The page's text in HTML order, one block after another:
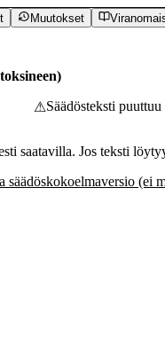
Muutokset
)
⚠Säädösteksti puuttuu
saatavilla. Jos teksti
säädöskokoelmaversio (ei